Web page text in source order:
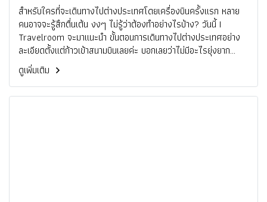
สำหรับใครที่จะเดินทางไปต่างประเทศโดยเครื่องบินครั้งแรก หลาย
คนอาจจะรู้สึกตื่นเต้น งงๆ ไม่รู้ว่าต้องทำอย่างไรบ้าง? วันนี้ I
Travelroom จะมาแนะนำ ขั้นตอนการเดินทางไปต่างประเทศอย่าง
ละเอียดตั้งแต่ก้าวเข้าสนามบินเลยค่ะ บอกเลยว่าไม่มีอะไรยุ่งยาก
ทำความเข้าใจทุกขั้นตอนแล้วรับรองว่า ขึ้นเครื่องบินครั้งแรกไปต่าง
ประเทศ ต้องผ่านฉลุย!
ดูเพิ่มเติม